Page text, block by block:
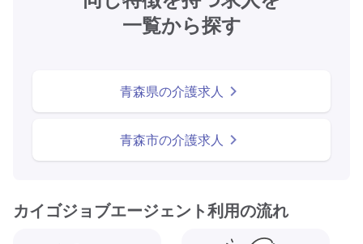
一覧から探す
青森県の介護求人
青森市の介護求人
カイゴジョブエージェント利用の流れ